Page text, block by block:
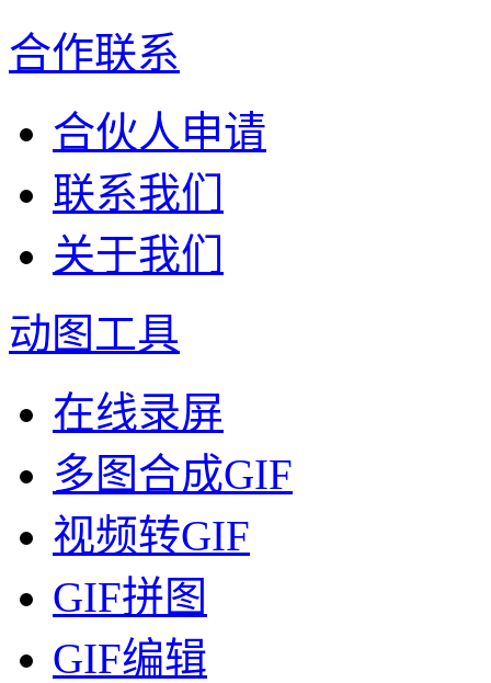
合作联系
合伙人申请
联系我们
关于我们
动图工具
在线录屏
多图合成GIF
视频转GIF
GIF拼图
GIF编辑